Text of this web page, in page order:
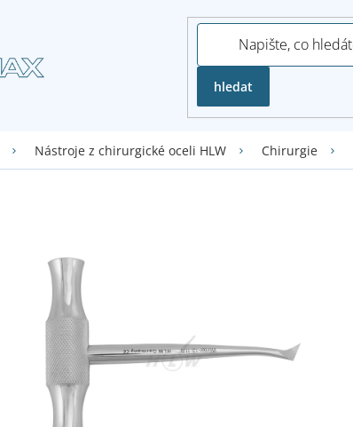
hledat
Nástroje z chirurgické oceli HLW Chirurgie